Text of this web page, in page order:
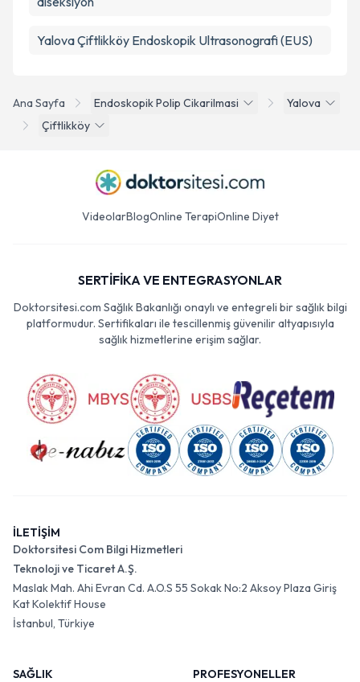
Ana Sayfa Endoskopik Polip Cikarilmasi
Yalova
Çiftlikköy
Yalova Çiftlikköy Endoskopik Ultrasonografi (EUS)
VideolarBlogOnline TerapiOnline Diyet
SERTİFİKA VE ENTEGRASYONLAR
Doktorsitesi.com Sağlık Bakanlığı onaylı ve entegreli bir sağlık bilgi
platformudur. Sertifikaları ile tescillenmiş güvenilir altyapısıyla
sağlık hizmetlerine erişim sağlar.
İLETİŞİM
Doktorsitesi Com Bilgi Hizmetleri
Teknoloji ve Ticaret A.Ş.
Maslak Mah. Ahi Evran Cd. A.O.S 55 Sokak No:2 Aksoy Plaza Giriş
Kat Kolektif House
İstanbul, Türkiye
SAĞLIK
PROFESYONELLER